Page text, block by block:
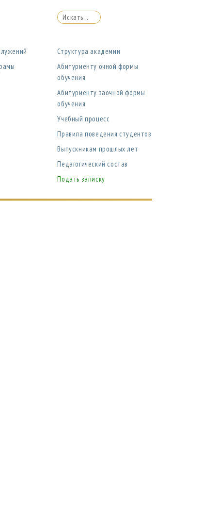
Структура академии
Абитуриенту очной формы
обучения
Абитуриенту заочной формы
обучения
Учебный процесс
Правила поведения студентов
Выпускникам прошлых лет
Педагогический состав
Подать записку